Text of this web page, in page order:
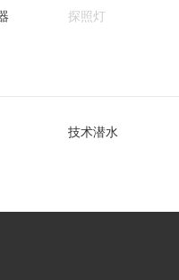
探照灯
技术潜水